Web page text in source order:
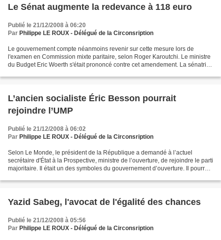
Le Sénat augmente la redevance à 118 euro
Publié le 21/12/2008 à 06:20
Par Philippe LE ROUX - Délégué de la Circonsription
Le gouvernement compte néanmoins revenir sur cette mesure lors de
l'examen en Commission mixte paritaire, selon Roger Karoutchi. Le ministre
du Budget Eric Woerth s'était prononcé contre cet amendement. La sénatrice
L’ancien socialiste Éric Besson pourrait
rejoindre l’UMP
Publié le 21/12/2008 à 06:02
Par Philippe LE ROUX - Délégué de la Circonsription
Selon Le Monde, le président de la République a demandé à l’actuel
secrétaire d'État à la Prospective, ministre de l’ouverture, de rejoindre le parti
majoritaire. Il était un des symboles du gouvernement d’ouverture. Il pourrait
Yazid Sabeg, l'avocat de l'égalité des chances
Publié le 21/12/2008 à 05:56
Par Philippe LE ROUX - Délégué de la Circonsription